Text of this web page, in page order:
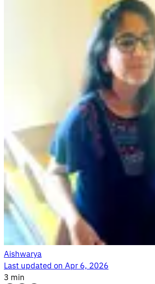
Aishwarya
Last updated onApr 6, 2026
3 min